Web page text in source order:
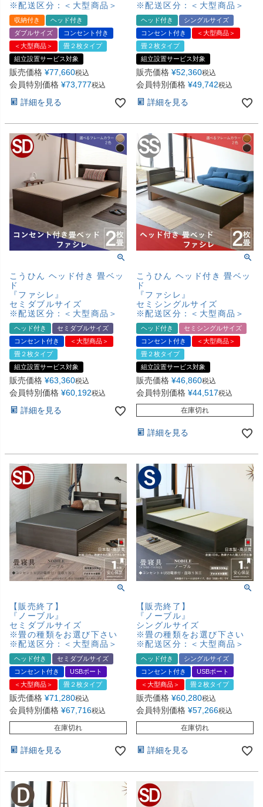
※配送区分：＜大型商品＞
収納付き
ヘッド付き
ダブルサイズ
コンセント付き
＜大型商品＞
畳２枚タイプ
組立設置サービス対象
販売価格 ¥77,660税込
会員特別価格 ¥73,777税込
詳細を見る
※配送区分：＜大型商品＞
ヘッド付き
シングルサイズ
コンセント付き
＜大型商品＞
畳２枚タイプ
組立設置サービス対象
販売価格 ¥52,360税込
会員特別価格 ¥49,742税込
詳細を見る
こうひん ヘッド付き 畳ベッ
ド
『ファシレ』
セミダブルサイズ
※配送区分：＜大型商品＞
ヘッド付き
セミダブルサイズ
コンセント付き
＜大型商品＞
畳２枚タイプ
組立設置サービス対象
販売価格 ¥63,360税込
会員特別価格 ¥60,192税込
詳細を見る
こうひん ヘッド付き 畳ベッ
ド
『ファシレ』
セミシングルサイズ
※配送区分：＜大型商品＞
ヘッド付き
セミシングルサイズ
コンセント付き
＜大型商品＞
畳２枚タイプ
組立設置サービス対象
販売価格 ¥46,860税込
会員特別価格 ¥44,517税込
在庫切れ
詳細を見る
【販売終了】
『ノーブル』
セミダブルサイズ
※畳の種類をお選び下さい
※配送区分：＜大型商品＞
ヘッド付き
セミダブルサイズ
コンセント付き
USBポート
＜大型商品＞
畳２枚タイプ
販売価格 ¥71,280税込
会員特別価格 ¥67,716税込
在庫切れ
詳細を見る
【販売終了】
『ノーブル』
シングルサイズ
※畳の種類をお選び下さい
※配送区分：＜大型商品＞
ヘッド付き
シングルサイズ
コンセント付き
USBポート
＜大型商品＞
畳２枚タイプ
販売価格 ¥60,280税込
会員特別価格 ¥57,266税込
在庫切れ
詳細を見る